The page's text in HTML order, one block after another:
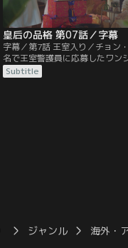
皇后の品格 第07話／字幕
字幕／第7話 王室入り／チョン
名で王室警護員に応募したワン
クのお眼鏡にかない皇帝と皇后
取り立てられる。王室では太后
Subtitle
ジャンル 海外・